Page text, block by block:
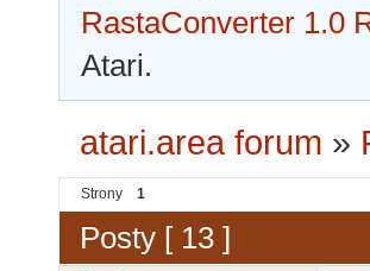
RastaConverter 1.0
Atari.
atari.area forum »
Strony 1
Posty [ 13 ]